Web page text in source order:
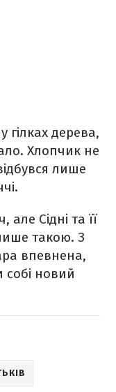
гілках дерева,
Хлопчик не
лише
Сідні та її
такою. З
впевнена,
собі новий